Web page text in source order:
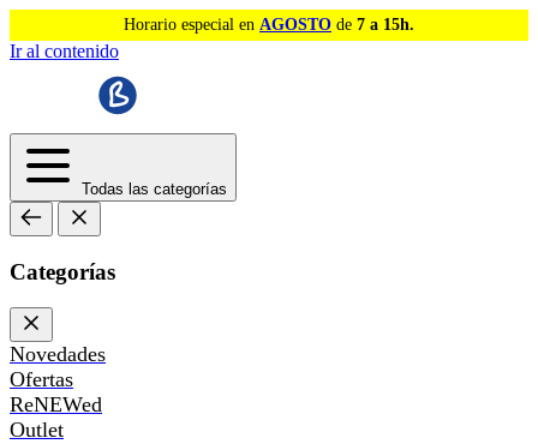
Horario especial en AGOSTO de 7 a 15h.
Ir al contenido
Todas las categorías
Categorías
Novedades
Ofertas
ReNEWed
Outlet